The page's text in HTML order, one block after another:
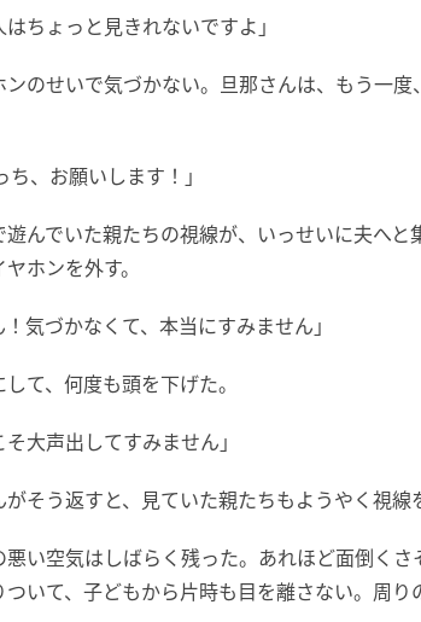
はちょっと見きれないですよ」
ンのせいで気づかない。旦那さんは、もう一
ち、お願いします！」
んでいた親たちの視線が、いっせいに夫へ
ホンを外す。
！気づかなくて、本当にすみません」
て、何度も頭を下げた。
そ大声出してすみません」
そう返すと、見ていた親たちもようやく視線
い空気はしばらく残った。あれほど面倒く
いて、子どもから片時も目を離さない。周り